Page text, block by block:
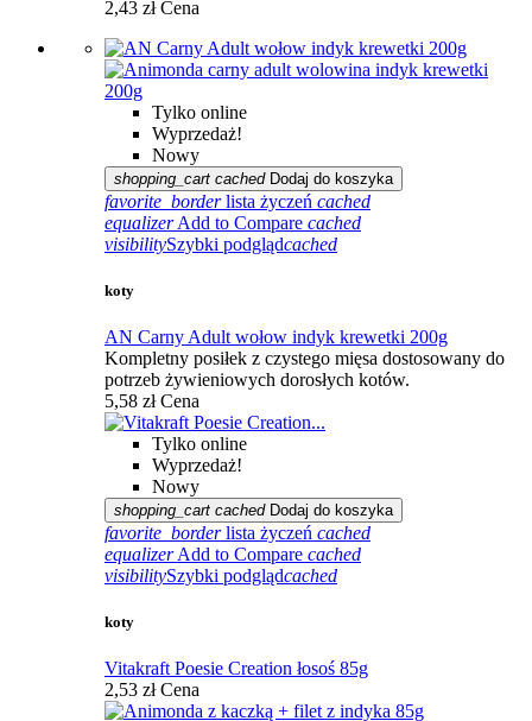
2,43 zł Cena
Tylko online
Wyprzedaż!
Nowy
shopping_cart cached Dodaj do koszyka
favorite_border lista życzeń cached
equalizer Add to Compare cached
visibilitySzybki podglądcached
koty
AN Carny Adult wołow indyk krewetki 200g
Kompletny posiłek z czystego mięsa dostosowany do
potrzeb żywieniowych dorosłych kotów.
5,58 zł Cena
Tylko online
Wyprzedaż!
Nowy
shopping_cart cached Dodaj do koszyka
favorite_border lista życzeń cached
equalizer Add to Compare cached
visibilitySzybki podglądcached
koty
Vitakraft Poesie Creation łosoś 85g
2,53 zł Cena